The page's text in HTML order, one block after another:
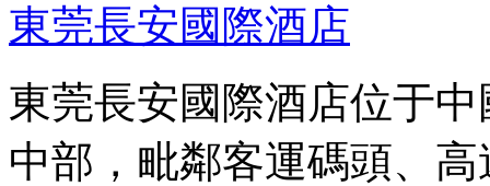
東莞長安國際酒店
東莞長安國際酒店位于
中部，毗鄰客運碼頭、